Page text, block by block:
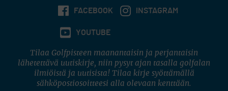
FACEBOOK INSTAGRAM
YOUTUBE
Tilaa Golfpisteen maanantaisin ja perjantaisin
lähetettävä uutiskirje, niin pysyt ajan tasalla golfalan
ilmiöistä ja uutisista! Tilaa kirje syöttämällä
sähköpostiosoitteesi alla olevaan kenttään.